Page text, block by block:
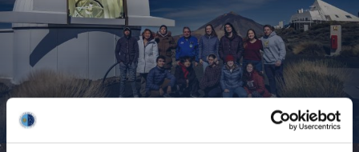
Campamento de Astronomía del MIT 2024